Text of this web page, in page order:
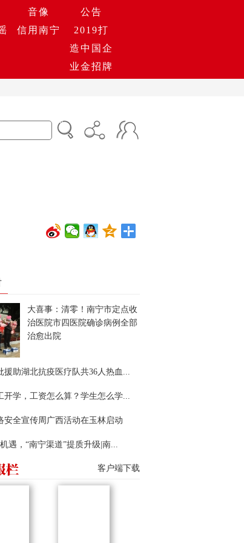
音像
公告
信用南宁
2019打
造中国企
业金招牌
大喜事：清零！南宁市定点收
治医院市四医院确诊病例全部
治愈出院
援助湖北抗疫医疗队共36人热血...
开学，工资怎么算？学生怎么学...
安全宣传周广西活动在玉林启动
遇，“南宁渠道”提质升级|南...
客户端下载